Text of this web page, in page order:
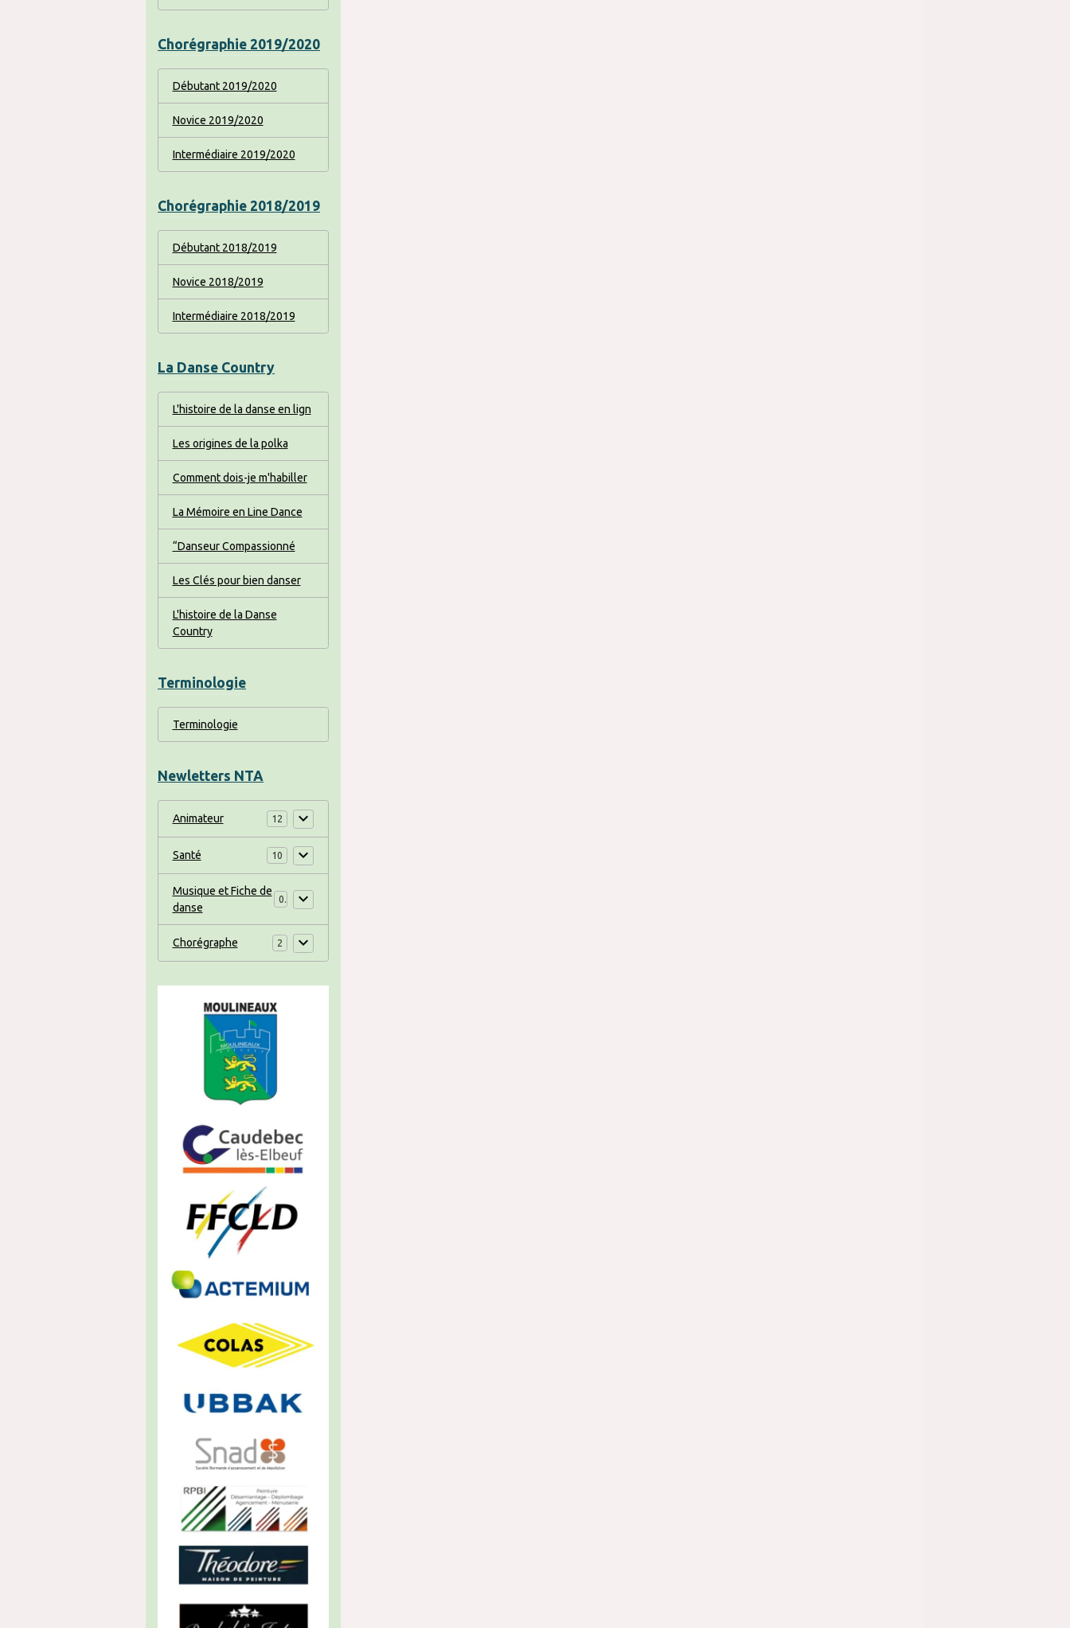
Chorégraphie 2019/2020
Débutant 2019/2020
Novice 2019/2020
Intermédiaire 2019/2020
Chorégraphie 2018/2019
Débutant 2018/2019
Novice 2018/2019
Intermédiaire 2018/2019
La Danse Country
L'histoire de la danse en lign
Les origines de la polka
Comment dois-je m'habiller
La Mémoire en Line Dance
“Danseur Compassionné
Les Clés pour bien danser
L'histoire de la Danse
Country
Terminologie
Terminologie
Newletters NTA
Animateur 12
Santé 10
Musique et Fiche de
danse
Chorégraphe 2